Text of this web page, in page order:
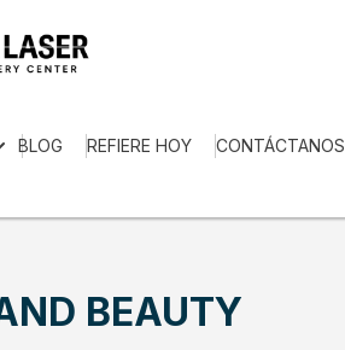
BLOG REFIERE HOY CONTÁCTANOS
BEAUTY